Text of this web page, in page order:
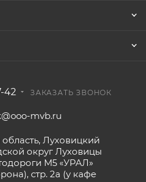
42 ЗАКАЗАТЬ ЗВОНОК
mvb.ru
Луховицкий
округ Луховицы
М5 «УРАЛ»
стр. 2а (у кафе